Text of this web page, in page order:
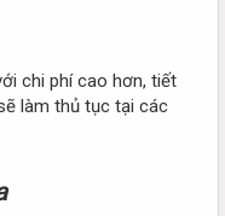
chi phí cao hơn, tiết
làm thủ tục tại các